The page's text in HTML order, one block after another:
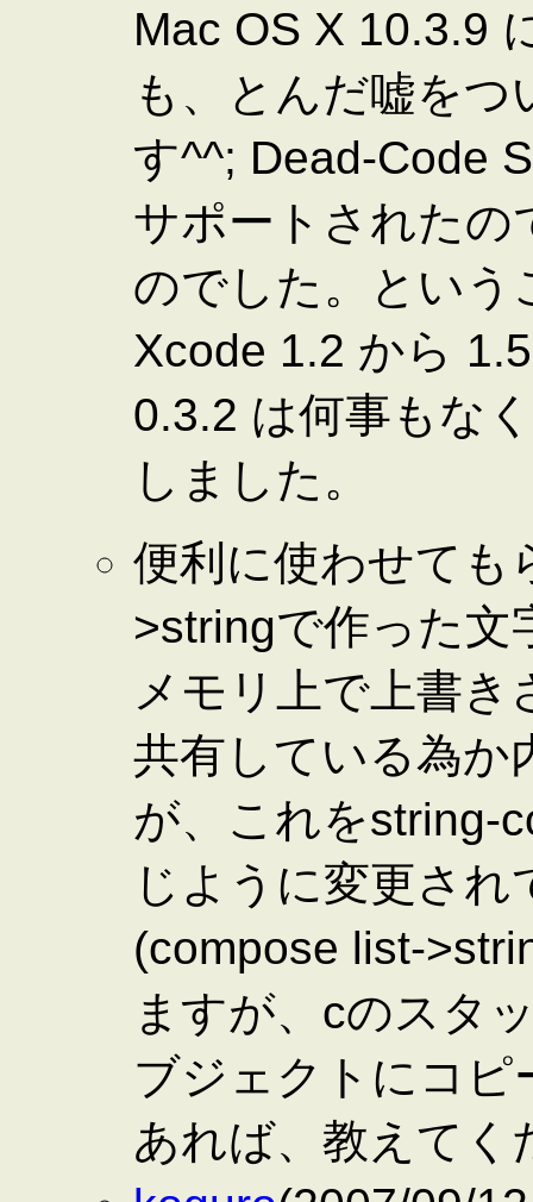
Mac OS X 10.3.9
も、とんだ嘘を
す^^; Dead-Code
サポートされたの
のでした。という
Xcode 1.2 から
0.3.2 は何事もな
しました。
便利に使わせても
>stringで作った文
メモリ上で上書
共有している為か
が、これをstring-
じように変更さ
(compose list-
ますが、cのスタ
ブジェクトにコピ
あれば、教えてく